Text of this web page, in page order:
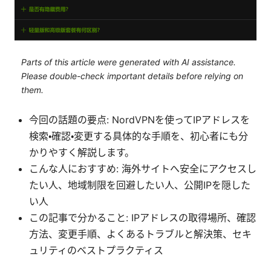
Parts of this article were generated with AI assistance.
Please double-check important details before relying on
them.
今回の話題の要点: NordVPNを使ってIPアドレスを
検索・確認・変更する具体的な手順を、初心者にも分
かりやすく解説します。
こんな人におすすめ: 海外サイトへ安全にアクセスし
たい人、地域制限を回避したい人、公開IPを隠した
い人
この記事で分かること: IPアドレスの取得場所、確認
方法、変更手順、よくあるトラブルと解決策、セキ
ュリティのベストプラクティス